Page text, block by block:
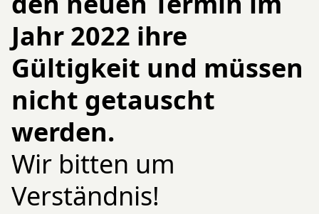
Jahr 2022 ihre
Gültigkeit und müssen
nicht getauscht
werden.
Wir bitten um
Verständnis!